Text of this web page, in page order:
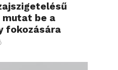
be a
fokozására